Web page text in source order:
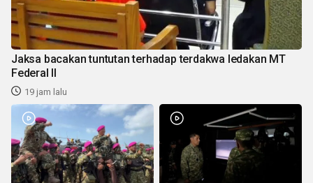
Jaksa bacakan tuntutan terhadap terdakwa ledakan MT
Federal II
19 jam lalu